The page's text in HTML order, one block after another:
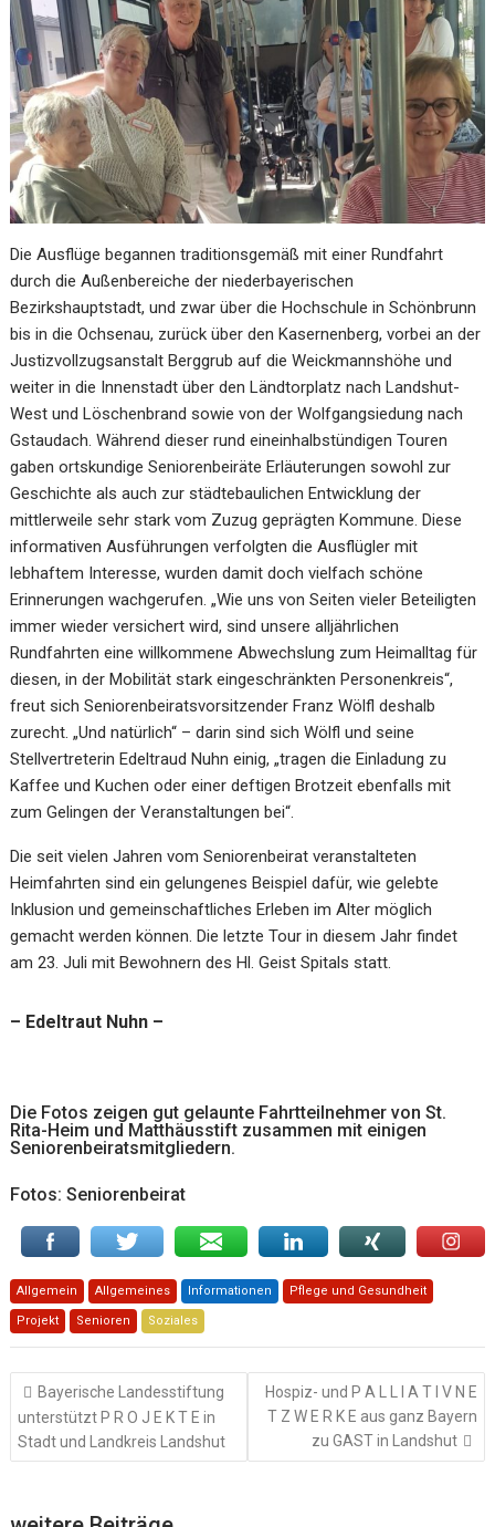
Die Ausflüge begannen traditionsgemäß mit einer Rundfahrt
durch die Außenbereiche der niederbayerischen
Bezirkshauptstadt, und zwar über die Hochschule in Schönbrunn
bis in die Ochsenau, zurück über den Kasernenberg, vorbei an der
Justizvollzugsanstalt Berggrub auf die Weickmannshöhe und
weiter in die Innenstadt über den Ländtorplatz nach Landshut-
West und Löschenbrand sowie von der Wolfgangsiedung nach
Gstaudach. Während dieser rund eineinhalbstündigen Touren
gaben ortskundige Seniorenbeiräte Erläuterungen sowohl zur
Geschichte als auch zur städtebaulichen Entwicklung der
mittlerweile sehr stark vom Zuzug geprägten Kommune. Diese
informativen Ausführungen verfolgten die Ausflügler mit
lebhaftem Interesse, wurden damit doch vielfach schöne
Erinnerungen wachgerufen. „Wie uns von Seiten vieler Beteiligten
immer wieder versichert wird, sind unsere alljährlichen
Rundfahrten eine willkommene Abwechslung zum Heimalltag für
diesen, in der Mobilität stark eingeschränkten Personenkreis“,
freut sich Seniorenbeiratsvorsitzender Franz Wölfl deshalb
zurecht. „Und natürlich“ – darin sind sich Wölfl und seine
Stellvertreterin Edeltraud Nuhn einig, „tragen die Einladung zu
Kaffee und Kuchen oder einer deftigen Brotzeit ebenfalls mit
zum Gelingen der Veranstaltungen bei“.
Die seit vielen Jahren vom Seniorenbeirat veranstalteten
Heimfahrten sind ein gelungenes Beispiel dafür, wie gelebte
Inklusion und gemeinschaftliches Erleben im Alter möglich
gemacht werden können. Die letzte Tour in diesem Jahr findet
am 23. Juli mit Bewohnern des Hl. Geist Spitals statt.
– Edeltraut Nuhn –
Die Fotos zeigen gut gelaunte Fahrtteilnehmer von St.
Rita-Heim und Matthäusstift zusammen mit einigen
Seniorenbeiratsmitgliedern.
Fotos: Seniorenbeirat
Allgemein Allgemeines Informationen Pflege und Gesundheit
Projekt Senioren Soziales
Beitragsnavigation
Bayerische Landesstiftung
unterstützt P R O J E K T E in
Stadt und Landkreis Landshut
Hospiz- und P A L L I A T I V N E
T Z W E R K E aus ganz Bayern
zu GAST in Landshut